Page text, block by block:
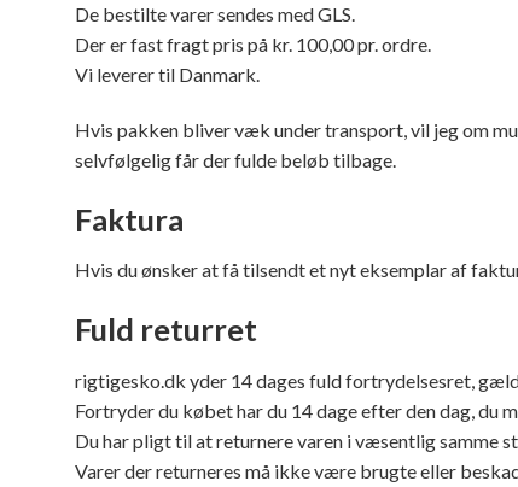
De bestilte varer sendes med GLS.
Der er fast fragt pris på kr. 100,00 pr. ordre.
Vi leverer til Danmark.
Hvis pakken bliver væk under transport, vil jeg om
selvfølgelig får der fulde beløb tilbage.
Faktura
Hvis du ønsker at få tilsendt et nyt eksemplar af
Fuld returret
rigtigesko.dk yder 14 dages fuld fortrydelsesret,
Fortryder du købet har du 14 dage efter den dag, du
Du har pligt til at returnere varen i væsentlig samme
Varer der returneres må ikke være brugte eller